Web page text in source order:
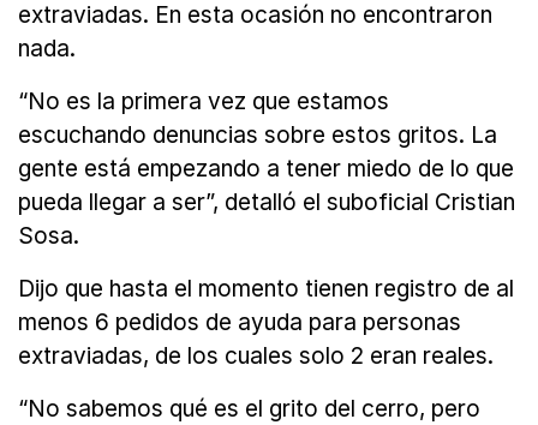
extraviadas. En esta ocasión no encontraron
nada.
“No es la primera vez que estamos
escuchando denuncias sobre estos gritos. La
gente está empezando a tener miedo de lo que
pueda llegar a ser”, detalló el suboficial Cristian
Sosa.
Dijo que hasta el momento tienen registro de al
menos 6 pedidos de ayuda para personas
extraviadas, de los cuales solo 2 eran reales.
“No sabemos qué es el grito del cerro, pero